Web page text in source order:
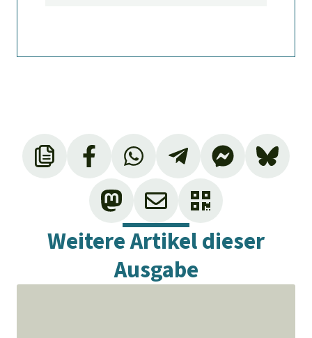
Weitere Artikel dieser
Ausgabe